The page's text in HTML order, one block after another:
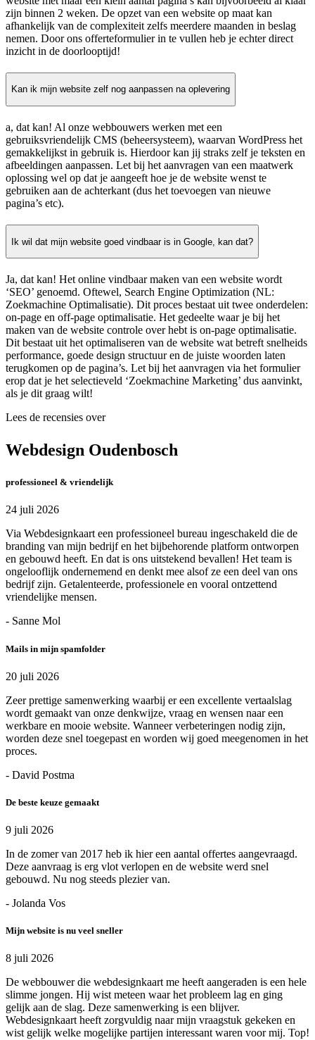
zijn binnen 2 weken. De opzet van een website op maat kan
afhankelijk van de complexiteit zelfs meerdere maanden in beslag
nemen. Door ons offerteformulier in te vullen heb je echter direct
inzicht in de doorlooptijd!
Kan ik mijn website zelf nog aanpassen na oplevering
a, dat kan! Al onze webbouwers werken met een
gebruiksvriendelijk CMS (beheersysteem), waarvan WordPress het
gemakkelijkst in gebruik is. Hierdoor kan jij straks zelf je teksten en
afbeeldingen aanpassen. Let bij het aanvragen van een maatwerk
oplossing wel op dat je aangeeft hoe je de website wenst te
gebruiken aan de achterkant (dus het toevoegen van nieuwe
pagina’s etc).
Ik wil dat mijn website goed vindbaar is in Google, kan dat?
Ja, dat kan! Het online vindbaar maken van een website wordt
‘SEO’ genoemd. Oftewel, Search Engine Optimization (NL:
Zoekmachine Optimalisatie). Dit proces bestaat uit twee onderdelen:
on-page en off-page optimalisatie. Het gedeelte waar je bij het
maken van de website controle over hebt is on-page optimalisatie.
Dit bestaat uit het optimaliseren van de website wat betreft snelheids
performance, goede design structuur en de juiste woorden laten
terugkomen op de pagina’s. Let bij het aanvragen via het formulier
erop dat je het selectieveld ‘Zoekmachine Marketing’ dus aanvinkt,
als je dit graag wilt!
Lees de recensies over
Webdesign Oudenbosch
professioneel & vriendelijk
24 juli 2026
Via Webdesignkaart een professioneel bureau ingeschakeld die de
branding van mijn bedrijf en het bijbehorende platform ontworpen
en gebouwd heeft. En dat is ons uitstekend bevallen! Het team is
ongelooflijk ondernemend en denkt mee alsof ze een deel van ons
bedrijf zijn. Getalenteerde, professionele en vooral ontzettend
vriendelijke mensen.
- Sanne Mol
Mails in mijn spamfolder
20 juli 2026
Zeer prettige samenwerking waarbij er een excellente vertaalslag
wordt gemaakt van onze denkwijze, vraag en wensen naar een
werkbare en mooie website. Wanneer verbeteringen nodig zijn,
worden deze snel toegepast en worden wij goed meegenomen in het
proces.
- David Postma
De beste keuze gemaakt
9 juli 2026
In de zomer van 2017 heb ik hier een aantal offertes aangevraagd.
Deze aanvraag is erg vlot verlopen en de website werd snel
gebouwd. Nu nog steeds plezier van.
- Jolanda Vos
Mijn website is nu veel sneller
8 juli 2026
De webbouwer die webdesignkaart me heeft aangeraden is een hele
slimme jongen. Hij wist meteen waar het probleem lag en ging
gelijk aan de slag. Deze samenwerking is een blijver.
Webdesignkaart heeft zorgvuldig naar mijn vraagstuk gekeken en
wist gelijk welke mogelijke partijen interessant waren voor mij. Top!